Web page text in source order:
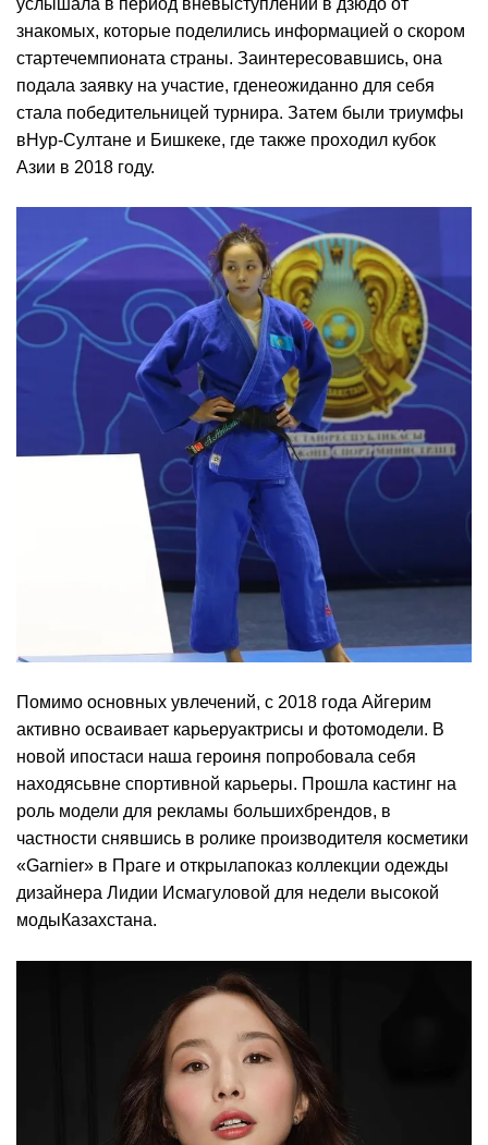
услышала в период вневыступлений в дзюдо от
знакомых, которые поделились информацией о скором
стартечемпионата страны. Заинтересовавшись, она
подала заявку на участие, гденеожиданно для себя
стала победительницей турнира. Затем были триумфы
вНур-Султане и Бишкеке, где также проходил кубок
Азии в 2018 году.
Помимо основных увлечений, с 2018 года Айгерим
активно осваивает карьеруактрисы и фотомодели. В
новой ипостаси наша героиня попробовала себя
находясьвне спортивной карьеры. Прошла кастинг на
роль модели для рекламы большихбрендов, в
частности снявшись в ролике производителя косметики
«Garnier» в Праге и открылапоказ коллекции одежды
дизайнера Лидии Исмагуловой для недели высокой
модыКазахстана.